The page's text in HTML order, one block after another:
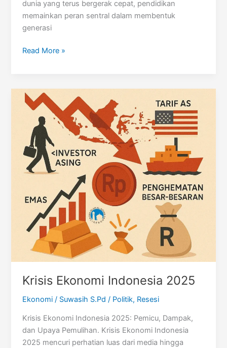
dunia yang terus bergerak cepat, pendidikan
memainkan peran sentral dalam membentuk
generasi
Kurikulum
Tengah
Tantangan
Dunia
Modern
Read More »
Krisis Ekonomi Indonesia 2025
Ekonomi / Suwasih S.Pd / Politik, Resesi
Krisis Ekonomi Indonesia 2025: Pemicu, Dampak,
dan Upaya Pemulihan. Krisis Ekonomi Indonesia
2025 mencuri perhatian luas dari media hingga